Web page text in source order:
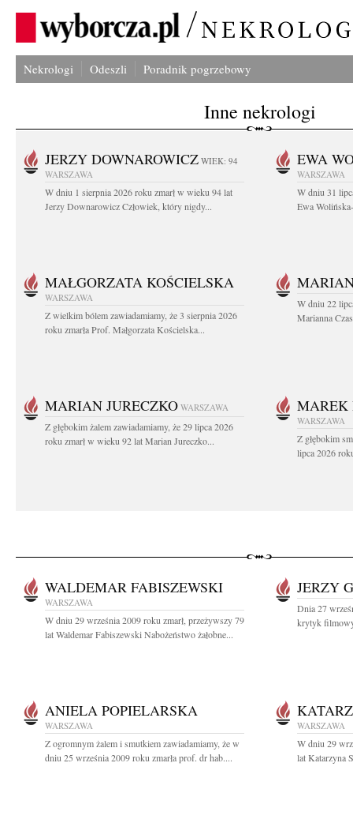
Nekrologi Odeszli Poradnik pogrzebowy
Inne nekrologi
JERZY DOWNAROWICZ WIEK: 94
WARSZAWA
W dniu 1 sierpnia 2026 roku zmarł w wieku 94 lat
Jerzy Downarowicz Człowiek, który nigdy...
EWA
WARSZAWA
W dniu 31
Ewa
MAŁGORZATA KOŚCIELSKA
WARSZAWA
Z wielkim bólem zawiadamiamy, że 3 sierpnia 2026
roku zmarła Prof. Małgorzata Kościelska...
W dniu 22
Marianna
MARIAN JURECZKO WARSZAWA
Z głębokim żalem zawiadamiamy, że 29 lipca 2026
roku zmarł w wieku 92 lat Marian Jureczko...
MAREK
WARSZAWA
Z głębokim
lipca 2026
WALDEMAR FABISZEWSKI
WARSZAWA
W dniu 29 września 2009 roku zmarł, przeżywszy 79
lat Waldemar Fabiszewski Nabożeństwo żałobne...
JERZY
Dnia 27
krytyk
ANIELA POPIELARSKA
WARSZAWA
Z ogromnym żalem i smutkiem zawiadamiamy, że w
dniu 25 września 2009 roku zmarła prof. dr hab....
WARSZAWA
W dniu 29
lat Katarzyna